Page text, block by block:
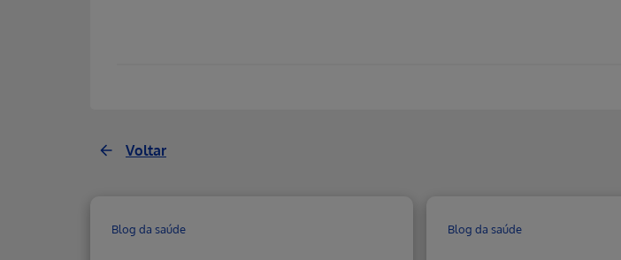
Voltar
Blog da saúde Blog da saúde